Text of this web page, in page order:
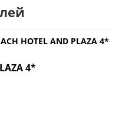
HOTEL AND PLAZA 4*
4*